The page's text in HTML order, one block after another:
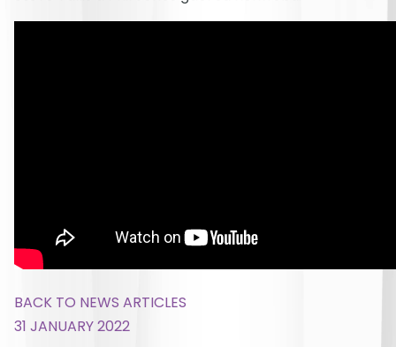
BACK TO NEWS ARTICLES
31 JANUARY 2022